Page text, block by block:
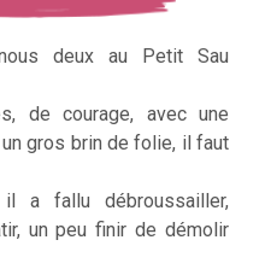
deux au Petit Sau
de courage, avec une
gros brin de folie, il faut
a fallu débroussailler,
un peu finir de démolir